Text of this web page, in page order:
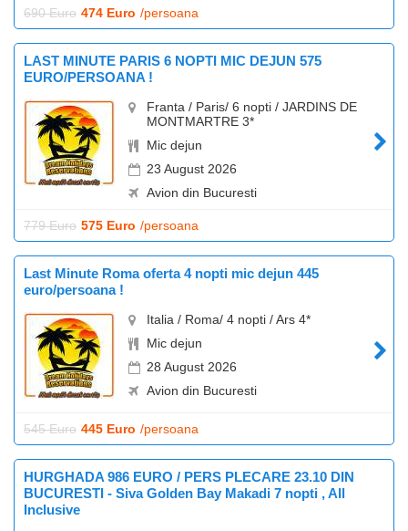
690 Euro 474 Euro /persoana
LAST MINUTE PARIS 6 NOPTI MIC DEJUN 575
EURO/PERSOANA !
Franta / Paris/ 6 nopti / JARDINS DE
MONTMARTRE 3*
Mic dejun
23 August 2026
Avion din Bucuresti
779 Euro 575 Euro /persoana
Last Minute Roma oferta 4 nopti mic dejun 445
euro/persoana !
Italia / Roma/ 4 nopti / Ars 4*
Mic dejun
28 August 2026
Avion din Bucuresti
545 Euro 445 Euro /persoana
HURGHADA 986 EURO / PERS PLECARE 23.10 DIN
BUCURESTI - Siva Golden Bay Makadi 7 nopti , All
Inclusive